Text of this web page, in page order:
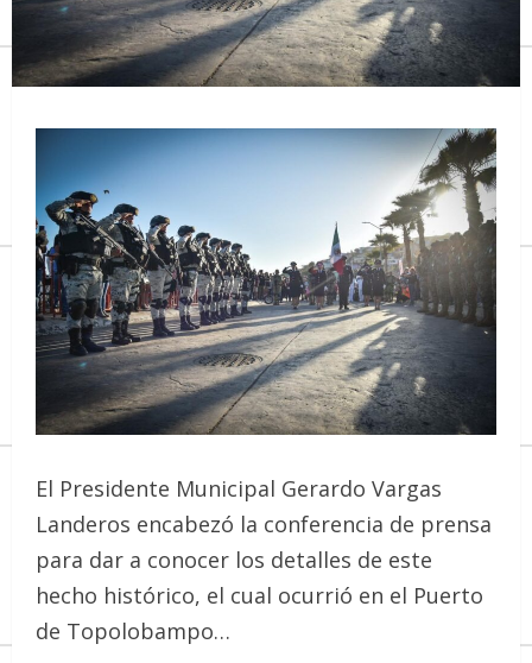
El Presidente Municipal Gerardo Vargas
Landeros encabezó la conferencia de prensa
para dar a conocer los detalles de este
hecho histórico, el cual ocurrió en el Puerto
de Topolobampo…